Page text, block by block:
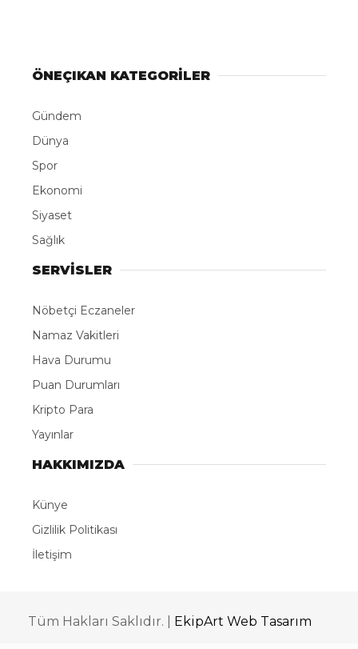
ÖNEÇIKAN KATEGORİLER
Gündem
Dünya
Spor
Ekonomi
Siyaset
Sağlık
SERVİSLER
Nöbetçi Eczaneler
Namaz Vakitleri
Hava Durumu
Puan Durumları
Kripto Para
Yayınlar
HAKKIMIZDA
Künye
Gizlilik Politikası
İletişim
Tüm Hakları Saklıdır. | EkipArt Web Tasarım